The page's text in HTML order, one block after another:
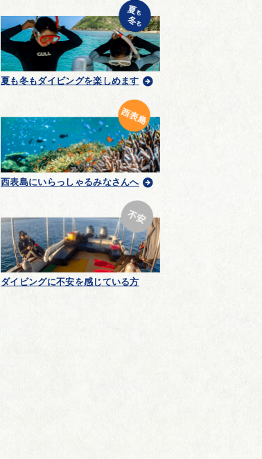
夏も冬もダイビングを楽しめます
西表島にいらっしゃるみなさんへ
ダイビングに不安を感じている方